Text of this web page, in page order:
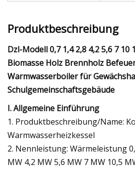
Produktbeschreibung
Dzl-Modell 0,7 1,4 2,8 4,2 5,6 7 10
Biomasse Holz Brennholz
Warmwasserboiler für
Schulgemeinschaftsgebäude
I. Allgemeine Einführung
1. Produktbeschreibung/Name:
Warmwasserheizkessel
2. Nennleistung: Wärmeleistung
MW 4,2 MW 5,6 MW 7 MW 10,5